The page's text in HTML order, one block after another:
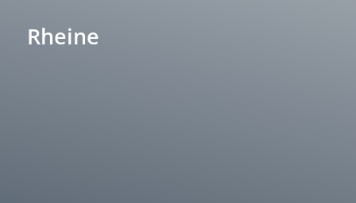
Rheine